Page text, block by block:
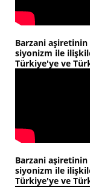
Barzani
siyonizm ile
Türkiye'ye ve
Barzani
siyonizm ile
Türkiye'ye ve